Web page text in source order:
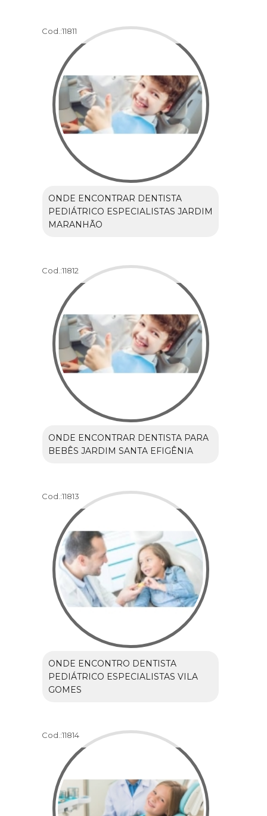
Cod.:11811
ONDE ENCONTRAR DENTISTA
PEDIÁTRICO ESPECIALISTAS JARDIM
MARANHÃO
Cod.:11812
ONDE ENCONTRAR DENTISTA PARA
BEBÊS JARDIM SANTA EFIGÊNIA
Cod.:11813
ONDE ENCONTRO DENTISTA
PEDIÁTRICO ESPECIALISTAS VILA
GOMES
Cod.:11814